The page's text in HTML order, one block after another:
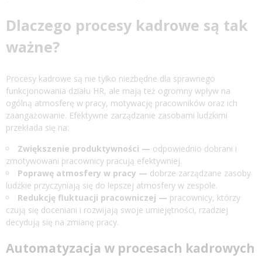
Dlaczego procesy kadrowe są tak
ważne?
Procesy kadrowe są nie tylko niezbędne dla sprawnego
funkcjonowania działu HR, ale mają też ogromny wpływ na
ogólną atmosferę w pracy, motywację pracowników oraz ich
zaangażowanie. Efektywne zarządzanie zasobami ludzkimi
przekłada się na:
Zwiększenie produktywności — odpowiednio dobrani i
zmotywowani pracownicy pracują efektywniej.
Poprawę atmosfery w pracy — dobrze zarządzane zasoby
ludzkie przyczyniają się do lepszej atmosfery w zespole.
Redukcję fluktuacji pracowniczej — pracownicy, którzy
czują się doceniani i rozwijają swoje umiejętności, rzadziej
decydują się na zmianę pracy.
Automatyzacja w procesach kadrowych